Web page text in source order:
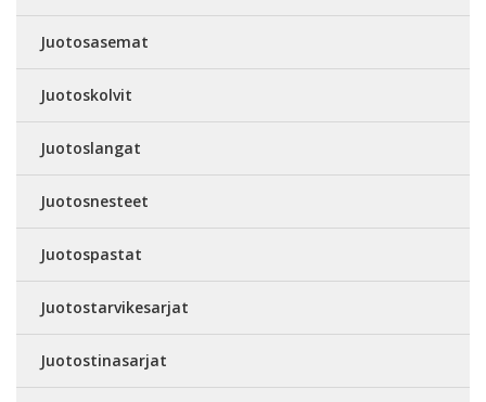
Juotosasemat
Juotoskolvit
Juotoslangat
Juotosnesteet
Juotospastat
Juotostarvikesarjat
Juotostinasarjat